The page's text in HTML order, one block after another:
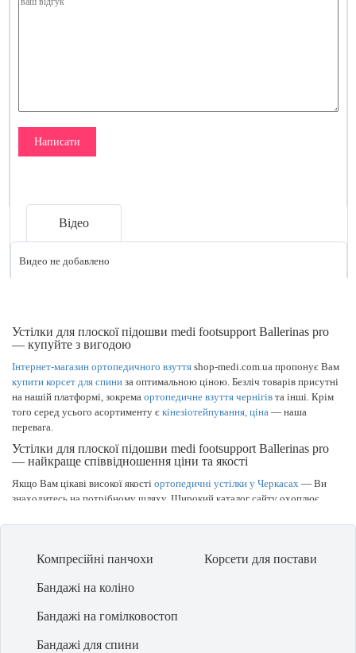
Написати
Відео
Видео не добавлено
Устілки для плоскої підошви medi footsupport Ballerinas pro
— купуйте з вигодою
Інтернет-магазин ортопедичного взуття shop-medi.com.ua пропонує Вам
купити корсет для спини за оптимальною ціною. Безліч товарів присутні
на нашій платформі, зокрема ортопедичне взуття чернігів та інші. Крім
того серед усього асортименту є кінезіотейпування, ціна — наша
перевага.
Устілки для плоскої підошви medi footsupport Ballerinas pro
— найкраще співвідношення ціни та якості
Якщо Вам цікаві високої якості ортопедичні устілки у Черкасах — Ви
знаходитесь на потрібному шляху. Широкий каталог сайту охоплює
заявку для придбання. На нашому сайті найвигіднішаціна ортопедичних
Івано-Франківськулегко стане покупкою, про яку Ви не пошкодуєте.
Компресійні панчохи Корсети для постави
Бандажі на коліно
Бандажі на гомілковостоп
Бандажі для спини